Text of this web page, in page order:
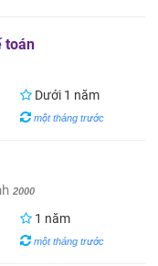
toán
Dưới 1 năm
một tháng trước
2000
1 năm
một tháng trước